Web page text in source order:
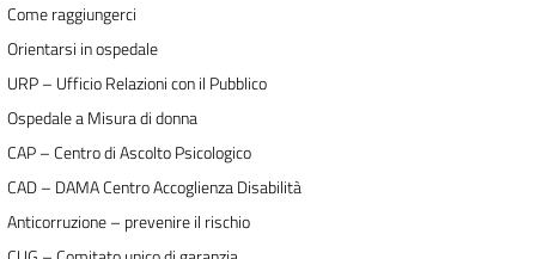
Come raggiungerci
Orientarsi in ospedale
URP – Ufficio Relazioni con il Pubblico
Ospedale a Misura di donna
CAP – Centro di Ascolto Psicologico
CAD – DAMA Centro Accoglienza Disabilità
Anticorruzione – prevenire il rischio